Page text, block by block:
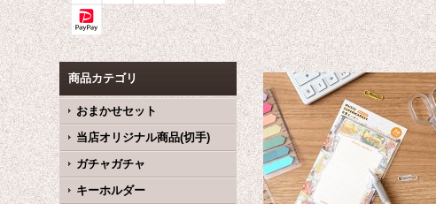
商品カテゴリ
おまかせセット
当店オリジナル商品(切手)
ガチャガチャ
キーホルダー